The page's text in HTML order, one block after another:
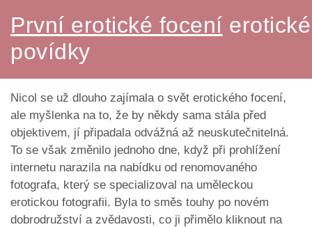
První erotické focení erotické
povídky
Nicol se už dlouho zajímala o svět erotického focení,
ale myšlenka na to, že by někdy sama stála před
objektivem, jí připadala odvážná až neuskutečnitelná.
To se však změnilo jednoho dne, když při prohlížení
internetu narazila na nabídku od renomovaného
fotografa, který se specializoval na uměleckou
erotickou fotografii. Byla to směs touhy po novém
dobrodružství a zvědavosti, co ji přimělo kliknout na